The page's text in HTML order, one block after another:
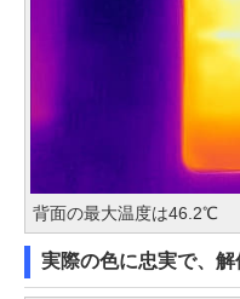
背面の最大温度は46.2℃
実際の色に忠実で、